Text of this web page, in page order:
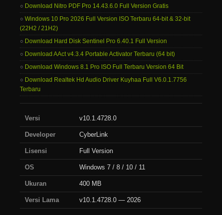
Download Nitro PDF Pro 14.43.6.0 Full Version Gratis
Windows 10 Pro 2026 Full Version ISO Terbaru 64-bit & 32-bit
(22H2 / 21H2)
Download Hard Disk Sentinel Pro 6.40.1 Full Version
Download AAct v4.3.4 Portable Activator Terbaru (64 bit)
Download Windows 8.1 Pro ISO Full Terbaru Version 64 Bit
Download Realtek Hd Audio Driver Kuyhaa Full V6.0.1.7756
Terbaru
Versi v10.1.4728.0
Developer CyberLink
Lisensi Full Version
OS Windows 7 / 8 / 10 / 11
Ukuran 400 MB
Versi Lama v10.1.4728.0 — 2026